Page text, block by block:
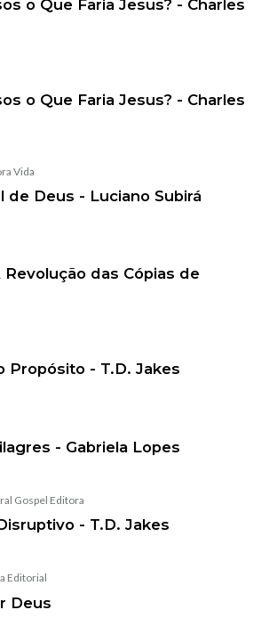
o Que Faria Jesus? - Charles
o Que Faria Jesus? - Charles
Vida
de Deus - Luciano Subirá
Revolução das Cópias de
Propósito - T.D. Jakes
- Gabriela Lopes
Gospel Editora
- T.D. Jakes
Editorial
Deus